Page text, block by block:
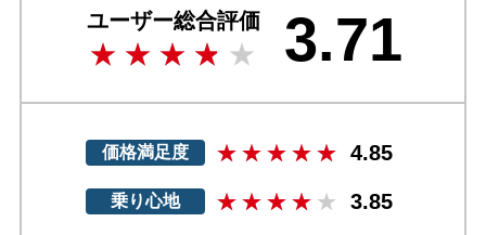
ユーザー総合評価 3.71
価格満足度 4.85
乗り心地 3.85